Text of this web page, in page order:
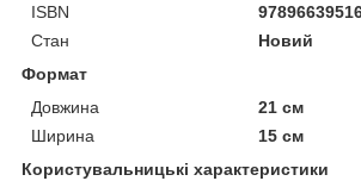
ISBN
Стан
Новий
Формат
Довжина
21 см
Ширина
15 см
Користувальницькі характеристики